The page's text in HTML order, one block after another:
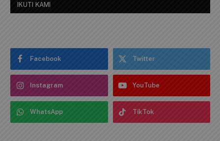
IKUTI KAMI
Facebook Twitter
Instagram YouTube
WhatsApp TikTok